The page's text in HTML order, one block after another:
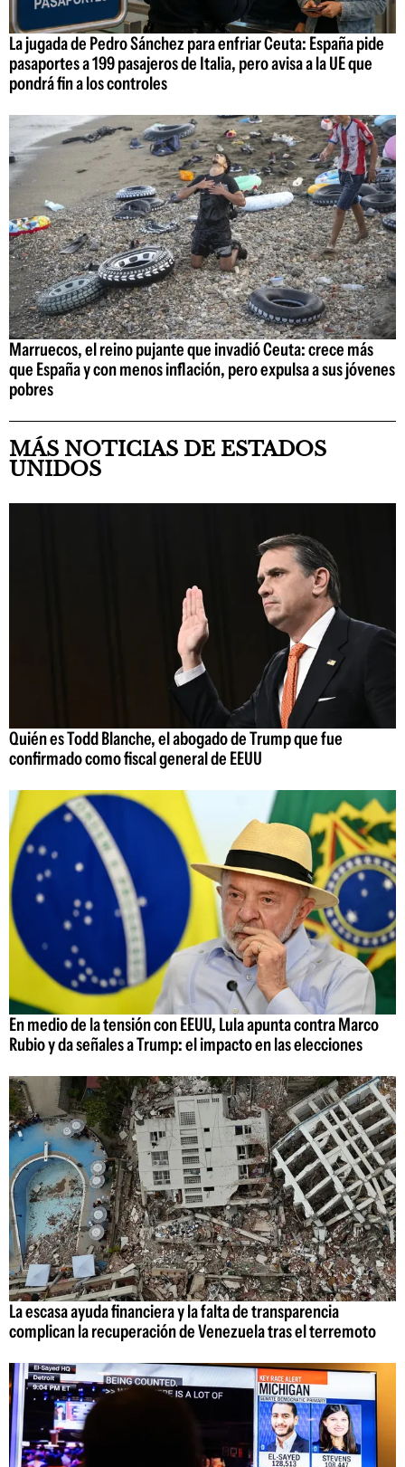
La jugada de Pedro Sánchez para enfriar Ceuta: España pide
pasaportes a 199 pasajeros de Italia, pero avisa a la UE que
pondrá fin a los controles
Marruecos, el reino pujante que invadió Ceuta: crece más
que España y con menos inflación, pero expulsa a sus jóvenes
pobres
MÁS NOTICIAS DE ESTADOS
UNIDOS
Quién es Todd Blanche, el abogado de Trump que fue
confirmado como fiscal general de EEUU
En medio de la tensión con EEUU, Lula apunta contra Marco
Rubio y da señales a Trump: el impacto en las elecciones
La escasa ayuda financiera y la falta de transparencia
complican la recuperación de Venezuela tras el terremoto